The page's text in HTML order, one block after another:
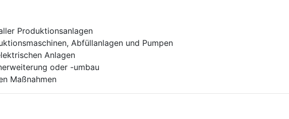
Produktionsanlagen
Abfüllanlagen und Pumpen
Anlagen
oder -umbau
Maßnahmen